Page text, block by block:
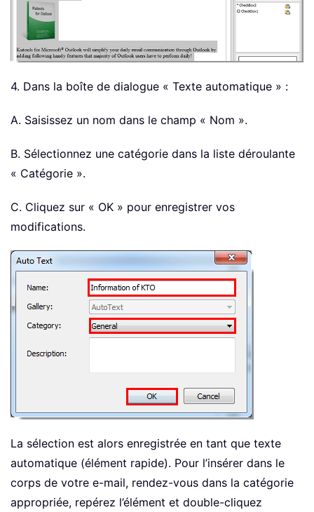
4. Dans la boîte de dialogue « Texte automatique » :
A. Saisissez un nom dans le champ « Nom ».
B. Sélectionnez une catégorie dans la liste déroulante
« Catégorie ».
C. Cliquez sur « OK » pour enregistrer vos
modifications.
La sélection est alors enregistrée en tant que texte
automatique (élément rapide). Pour l’insérer dans le
corps de votre e-mail, rendez-vous dans la catégorie
appropriée, repérez l’élément et double-cliquez